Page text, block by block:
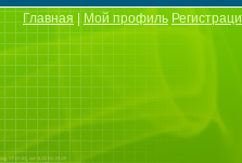
Главная|Мой профиль